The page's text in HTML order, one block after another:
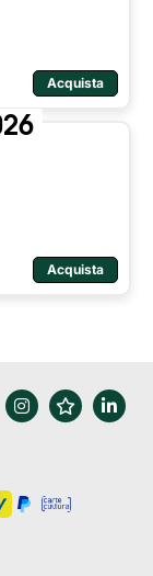
Acquista
Acquista